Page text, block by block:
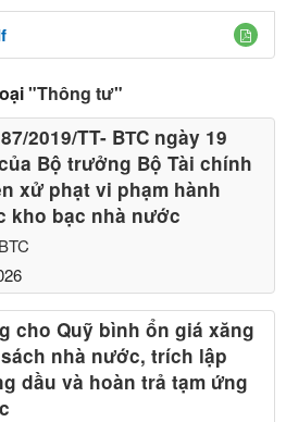
"Thông tư"
2019/TT- BТC ngày 19
Bộ trưởng Bộ Tài chính
xử phạt vi phạm hành
kho bạc nhà nước
cho Quỹ bình ổn giá xăng
nhà nước, trích lập
dầu và hoàn trả tạm ứng